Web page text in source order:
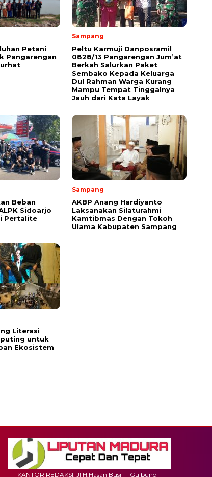
Petani
Pangarengan
Sampang
Peltu Karmuji Danposramil
0828/13 Pangarengan Jum’at
Berkah Salurkan Paket
Sembako Kepada Keluarga
Dul Rahman Warga Kurang
Mampu Tempat Tinggalnya
Jauh dari Kata Layak
Beban
Sidoarjo
Pertalite
Sampang
AKBP Anang Hardiyanto
Laksanakan Silaturahmi
Kamtibmas Dengan Tokoh
Ulama Kabupaten Sampang
Literasi
untuk
Ekosistem
KANTOR REDAKSI: Jl H.Hasan Busri – Gulbung –